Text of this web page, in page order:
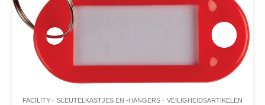
FACILITY SLEUTELKASTJES EN -HANGERS VEILIGHEIDSARTIKELEN